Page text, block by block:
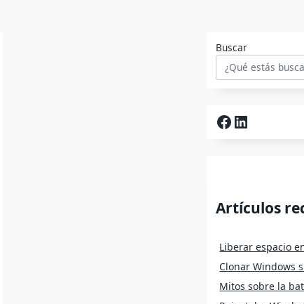
Buscar
Facebook
LinkedIn
Artículos
Liberar espacio
Clonar Windows
Mitos sobre la